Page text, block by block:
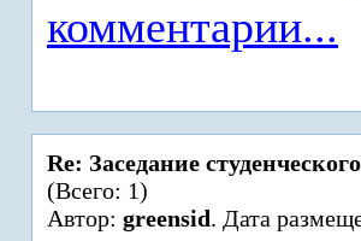
комментарии...
Re: Заседание
(Всего: 1)
Автор: greensid. Дата